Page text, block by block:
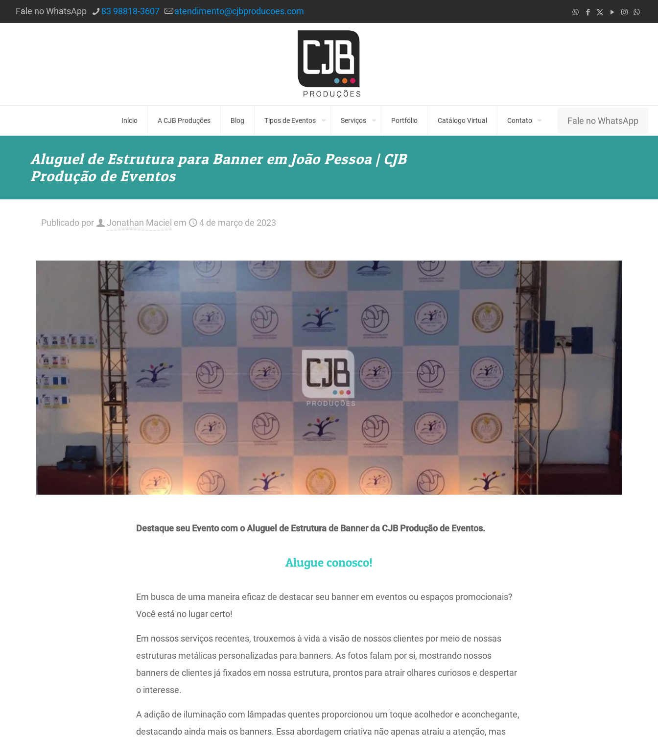
Fale no WhatsApp 83 98818-3607 atendimento@cjbproducoes.com
Início A CJB Produções Blog Tipos de Eventos Serviços Portfólio Catálogo Virtual Contato Fale no WhatsApp
Aluguel de Estrutura para Banner em João Pessoa | CJB
Produção de Eventos
Publicado por Jonathan Maciel em 4 de março de 2023
Destaque seu Evento com o Aluguel de Estrutura de Banner da CJB Produção de Eventos.
Alugue conosco!
Em busca de uma maneira eficaz de destacar seu banner em eventos ou espaços promocionais?
Você está no lugar certo!
Em nossos serviços recentes, trouxemos à vida a visão de nossos clientes por meio de nossas
estruturas metálicas personalizadas para banners. As fotos falam por si, mostrando nossos
banners de clientes já fixados em nossa estrutura, prontos para atrair olhares curiosos e despertar
o interesse.
A adição de iluminação com lâmpadas quentes proporcionou um toque acolhedor e aconchegante,
destacando ainda mais os banners. Essa abordagem criativa não apenas atraiu a atenção, mas